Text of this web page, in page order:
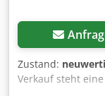
Zustand:
Verkauf steht